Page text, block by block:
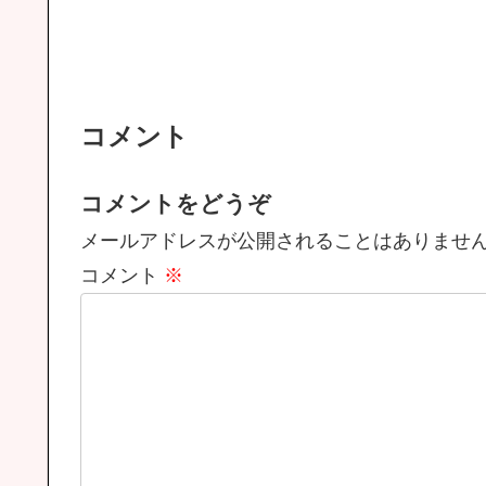
コメント
コメントをどうぞ
メールアドレスが公開されることはありませ
コメント ※